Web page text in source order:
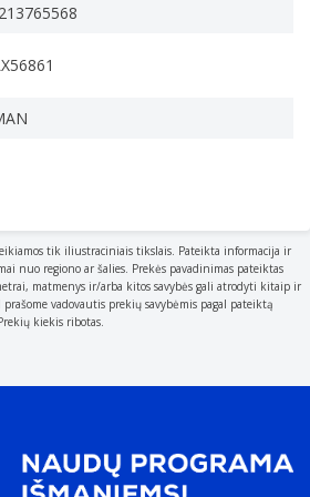
(PFC) tipas
V)
V)
VSB)
tik iliustraciniais tikslais. Pateikta informacija ir
nuo regiono ar šalies. Prekės pavadinimas pateiktas
matmenys ir/arba kitos savybės gali atrodyti kitaip ir
vadovautis prekių savybėmis pagal pateiktą
kiekis ribotas.